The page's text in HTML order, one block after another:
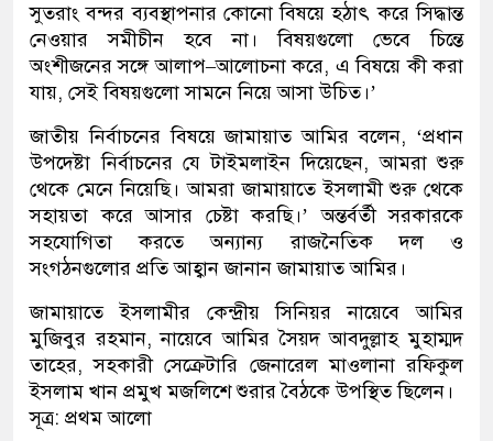
সুতরাং বন্দর ব্যবস্থাপনার কোনো বিষয়ে হঠাৎ করে সিদ্ধান্ত
নেওয়ার সমীচীন হবে না। বিষয়গুলো ভেবে চিন্তে
অংশীজনের সঙ্গে আলাপ–আলোচনা করে, এ বিষয়ে কী করা
যায়, সেই বিষয়গুলো সামনে নিয়ে আসা উচিত।’
জাতীয় নির্বাচনের বিষয়ে জামায়াত আমির বলেন, ‘প্রধান
উপদেষ্টা নির্বাচনের যে টাইমলাইন দিয়েছেন, আমরা শুরু
থেকে মেনে নিয়েছি। আমরা জামায়াতে ইসলামী শুরু থেকে
সহায়তা করে আসার চেষ্টা করছি।’ অন্তর্বর্তী সরকারকে
সহযোগিতা করতে অন্যান্য রাজনৈতিক দল ও
সংগঠনগুলোর প্রতি আহ্বান জানান জামায়াত আমির।
জামায়াতে ইসলামীর কেন্দ্রীয় সিনিয়র নায়েবে আমির
মুজিবুর রহমান, নায়েবে আমির সৈয়দ আবদুল্লাহ মুহাম্মদ
তাহের, সহকারী সেক্রেটারি জেনারেল মাওলানা রফিকুল
ইসলাম খান প্রমুখ মজলিশে শুরার বৈঠকে উপস্থিত ছিলেন।
সূত্র: প্রথম আলো